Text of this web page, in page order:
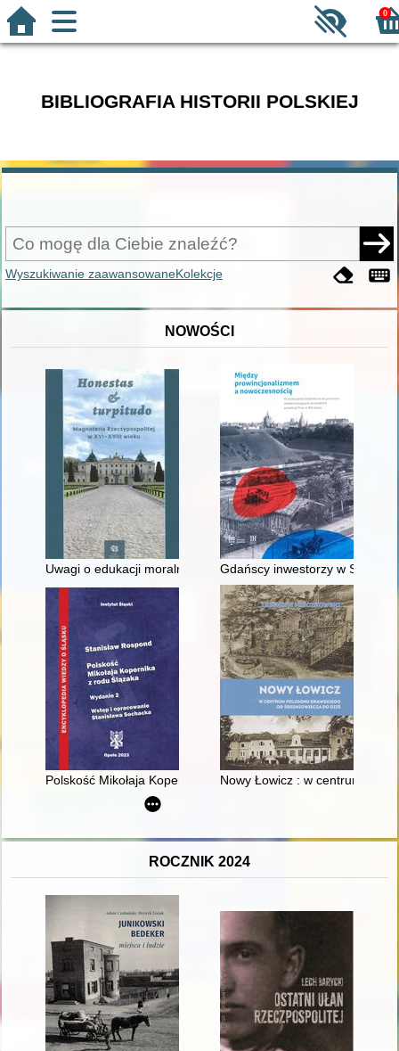
0
BIBLIOGRAFIA HISTORII POLSKIEJ
Wyszukiwanie zaawansowaneKolekcje
NOWOŚCI
Uwagi o edukacji moralnej synów szlacheckich w XVI-
Gdańscy inwestorzy w
Polskość Mikołaja Kopernika z rodu ŚlązakaNowy Łowicz : w centrum
ROCZNIK 2024